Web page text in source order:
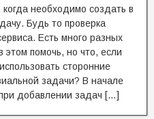
необходимо создать в
Будь то проверка
Есть много разных
этом помочь, но что, если
сторонние
задачи? В начале
добавлении задач […]